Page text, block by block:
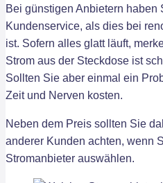
Bei günstigen Anbietern haben
Kundenservice, als dies bei
ist. Sofern alles glatt läuft,
Strom aus der Steckdose ist
Sollten Sie aber einmal ein
Zeit und Nerven kosten.
Neben dem Preis sollten Sie
anderer Kunden achten, wenn
Stromanbieter auswählen.